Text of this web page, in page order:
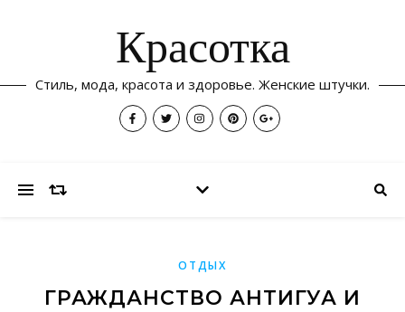
Красотка
Стиль, мода, красота и здоровье. Женские штучки.
ОТДЫХ
ГРАЖДАНСТВО АНТИГУА И